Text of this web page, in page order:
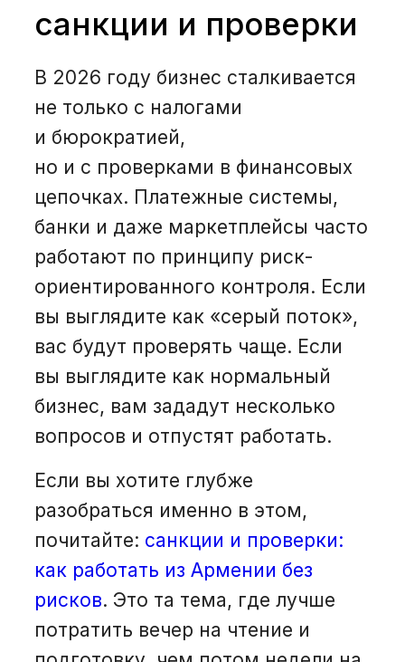
санкции и проверки
В 2026 году бизнес сталкивается
не только с налогами
и бюрократией,
но и с проверками в финансовых
цепочках. Платежные системы,
банки и даже маркетплейсы часто
работают по принципу риск-
ориентированного контроля. Если
вы выглядите как «серый поток»,
вас будут проверять чаще. Если
вы выглядите как нормальный
бизнес, вам зададут несколько
вопросов и отпустят работать.
Если вы хотите глубже
разобраться именно в этом,
почитайте: санкции и проверки:
как работать из Армении без
рисков. Это та тема, где лучше
потратить вечер на чтение и